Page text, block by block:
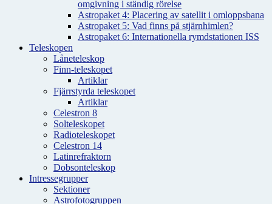
omgivning i ständig rörelse
Astropaket 4: Placering av satellit i omloppsbana
Astropaket 5: Vad finns på stjärnhimlen?
Astropaket 6: Internationella rymdstationen ISS
Teleskopen
Låneteleskop
Finn-teleskopet
Artiklar
Fjärrstyrda teleskopet
Artiklar
Celestron 8
Solteleskopet
Radioteleskopet
Celestron 14
Latinrefraktorn
Dobsonteleskop
Intressegrupper
Sektioner
Astrofotogruppen